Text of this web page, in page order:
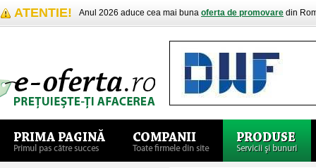
ATENTIE! Anul 2026 aduce cea mai buna oferta de promovare din